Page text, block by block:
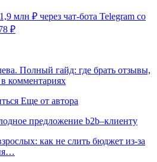
млн ₽ через чат-бота Telegram со
₽
Полный гайд: где брать отзывы,
в комментариях
Еще от автора
предложение b2b–клиенту
как не слить бюджет из-за